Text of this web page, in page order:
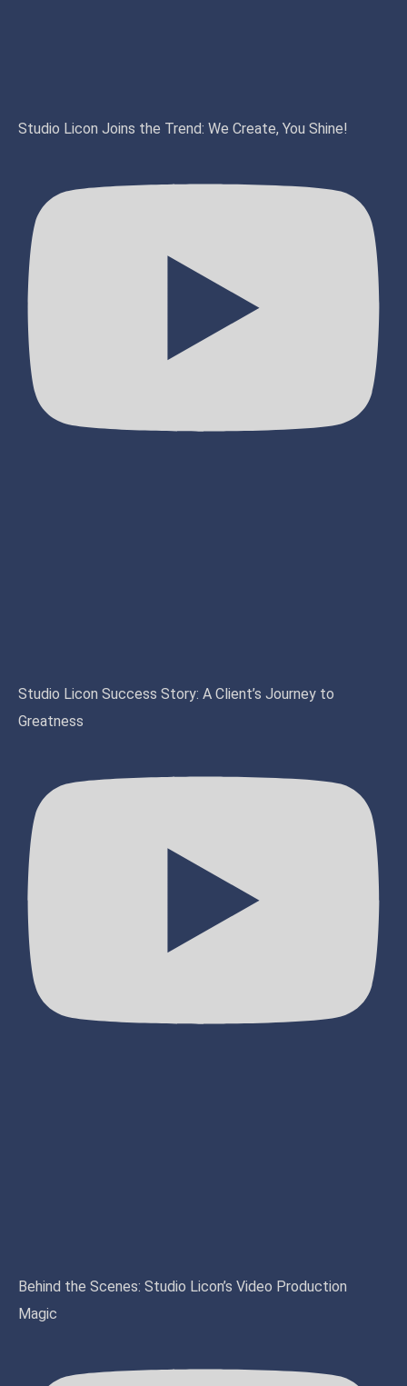
Studio Licon Joins the Trend: We Create, You Shine!
Studio Licon Success Story: A Client’s Journey to
Greatness
Behind the Scenes: Studio Licon’s Video Production
Magic